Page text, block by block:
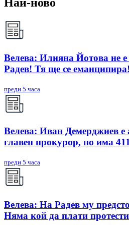
Най-ново
Велева: Илияна Йотова не
Радев! Тя ще се еманципира!
преди 5 часа
Велева: Иван Демерджиев е
главен прокурор, но има
преди 5 часа
Велева: На Радев му
Няма кой да плати протести